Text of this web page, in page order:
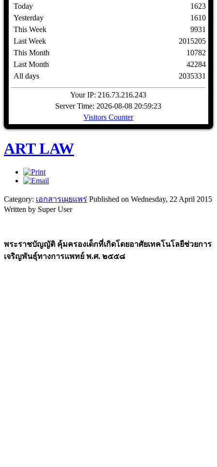
Today
Yesterday
This Week
Last Week
This Month
Last Month
All days
1623
1610
9931
2015205
10782
42284
2035331
Your IP: 216.73.216.243
Server Time: 2026-08-08 20:59:23
Visitors Counter
ART LAW
Category: เอกสารเผยแพร่ Published on Wednesday, 22 April 2015
Written by Super User
พระราชบัญญัติ คุ้มครองเด็กที่เกิดโดยอาศัยเทคโนโลยีช่วยการ
เจริญพันธุ์ทางการแพทย์ พ.ศ. ๒๕๕๘